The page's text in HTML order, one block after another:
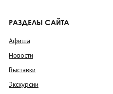
РАЗДЕЛЫ САЙТА
Афиша
Новости
Выставки
Экскурсии